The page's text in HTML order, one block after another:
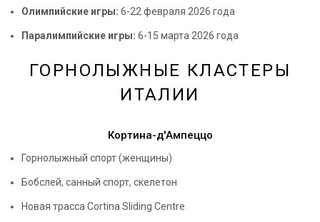
Олимпийские игры: 6-22 февраля 2026 года
Паралимпийские игры: 6-15 марта 2026 года
ГОРНОЛЫЖНЫЕ КЛАСТЕРЫ
ИТАЛИИ
Кортина-д'Ампеццо
Горнолыжный спорт (женщины)
Бобслей, санный спорт, скелетон
Новая трасса Cortina Sliding Centre